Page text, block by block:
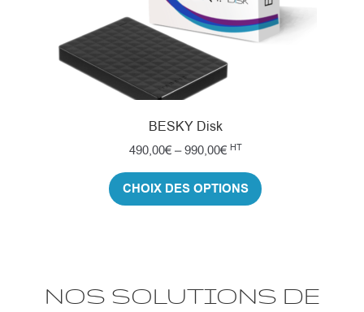
BESKY Disk
490,00€–990,00€ HT
CHOIX DES OPTIONS
NOS SOLUTIONS DE